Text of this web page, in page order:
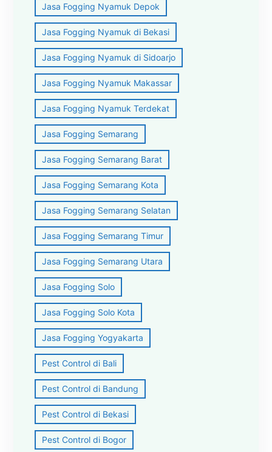
Jasa Fogging Nyamuk Depok
Jasa Fogging Nyamuk di Bekasi
Jasa Fogging Nyamuk di Sidoarjo
Jasa Fogging Nyamuk Makassar
Jasa Fogging Nyamuk Terdekat
Jasa Fogging Semarang
Jasa Fogging Semarang Barat
Jasa Fogging Semarang Kota
Jasa Fogging Semarang Selatan
Jasa Fogging Semarang Timur
Jasa Fogging Semarang Utara
Jasa Fogging Solo
Jasa Fogging Solo Kota
Jasa Fogging Yogyakarta
Pest Control di Bali
Pest Control di Bandung
Pest Control di Bekasi
Pest Control di Bogor